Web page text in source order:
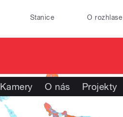
Stanice O rozhlase
Kamery O nás Projekty